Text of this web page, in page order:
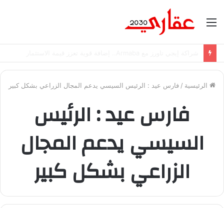
القائمة
الرئيسية / فارس عيد : الرئيس السيسي يدعم المجال الزراعي بشكل كبير
فارس عيد : الرئيس
السيسي يدعم المجال
الزراعي بشكل كبير